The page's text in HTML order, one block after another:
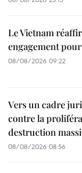
Le Vietnam
engagement
08/08/2026 09:22
Vers un cadre
contre la
destruction
08/08/2026 08:56